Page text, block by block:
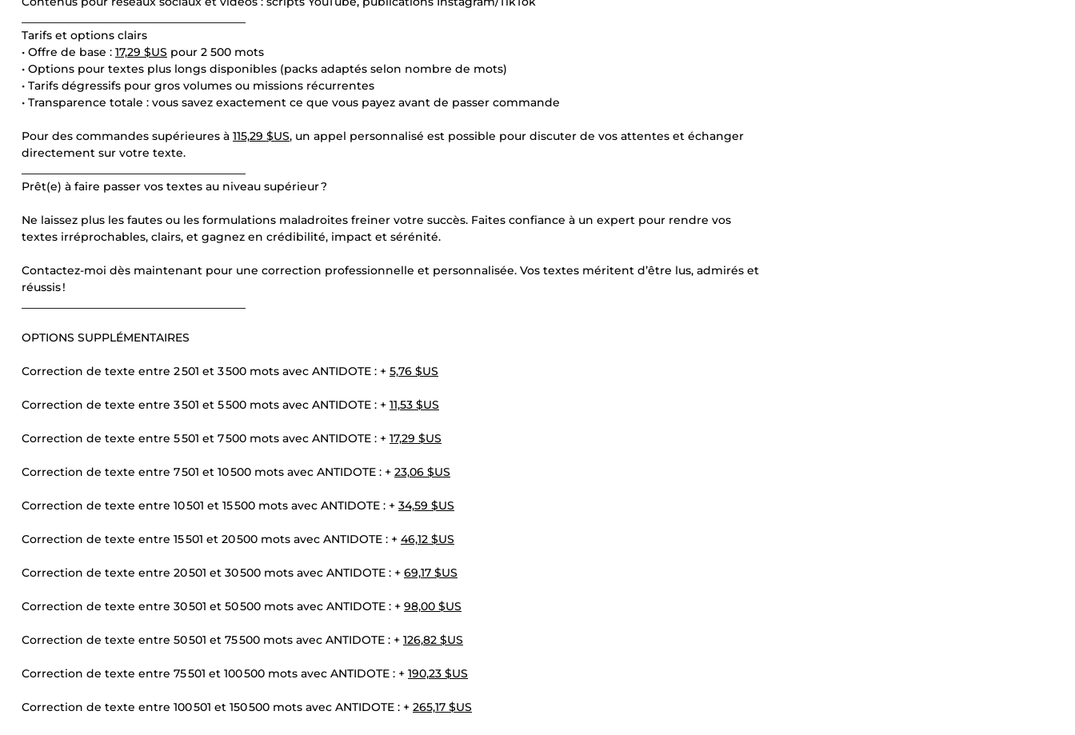
Tarifs et options clairs
• Offre de base : 17,29 $US pour 2 500 mots
• Options pour textes plus longs disponibles (packs adaptés selon nombre de mots)
• Tarifs dégressifs pour gros volumes ou missions récurrentes
• Transparence totale : vous savez exactement ce que vous payez avant de passer commande
Pour des commandes supérieures à 115,29 $US, un appel personnalisé est possible pour discuter de vos attentes et échanger
directement sur votre texte.
Prêt(e) à faire passer vos textes au niveau supérieur ?
Ne laissez plus les fautes ou les formulations maladroites freiner votre succès. Faites confiance à un expert pour rendre vos
textes irréprochables, clairs, et gagnez en crédibilité, impact et sérénité.
Contactez-moi dès maintenant pour une correction professionnelle et personnalisée. Vos textes méritent d’être lus, admirés et
réussis !
OPTIONS SUPPLÉMENTAIRES
Correction de texte entre 2 501 et 3 500 mots avec ANTIDOTE : + 5,76 $US
Correction de texte entre 3 501 et 5 500 mots avec ANTIDOTE : + 11,53 $US
Correction de texte entre 5 501 et 7 500 mots avec ANTIDOTE : + 17,29 $US
Correction de texte entre 7 501 et 10 500 mots avec ANTIDOTE : + 23,06 $US
Correction de texte entre 10 501 et 15 500 mots avec ANTIDOTE : + 34,59 $US
Correction de texte entre 15 501 et 20 500 mots avec ANTIDOTE : + 46,12 $US
Correction de texte entre 20 501 et 30 500 mots avec ANTIDOTE : + 69,17 $US
Correction de texte entre 30 501 et 50 500 mots avec ANTIDOTE : + 98,00 $US
Correction de texte entre 50 501 et 75 500 mots avec ANTIDOTE : + 126,82 $US
Correction de texte entre 75 501 et 100 500 mots avec ANTIDOTE : + 190,23 $US
Correction de texte entre 100 501 et 150 500 mots avec ANTIDOTE : + 265,17 $US